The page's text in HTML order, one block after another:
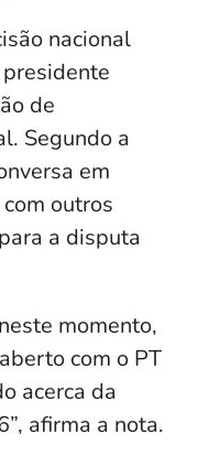
nacional
de
Segundo a
em
outros
a disputa
momento,
com o PT
acerca da
afirma a nota.